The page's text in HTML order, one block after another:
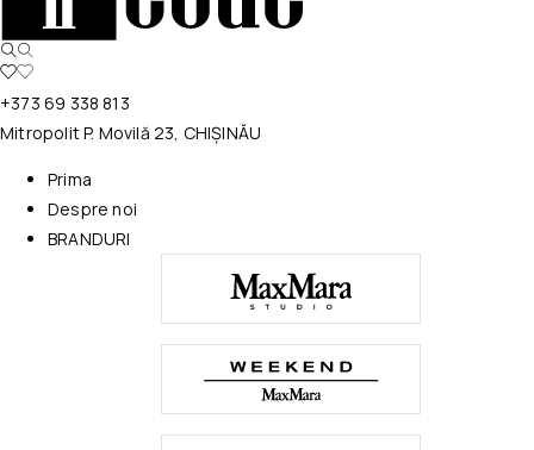
+373 69 338 813
Mitropolit P. Movilă 23, CHIȘINĂU
Prima
Despre noi
BRANDURI